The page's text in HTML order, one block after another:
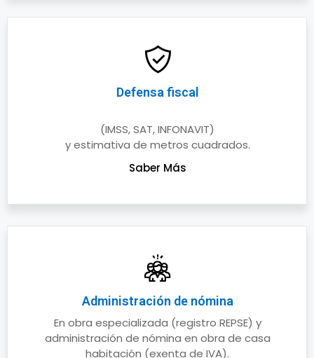
Defensa fiscal
(IMSS, SAT, INFONAVIT)
y estimativa de metros cuadrados.
Saber Más
Administración de nómina
En obra especializada (registro REPSE) y
administración de nómina en obra de casa
habitación (exenta de IVA).